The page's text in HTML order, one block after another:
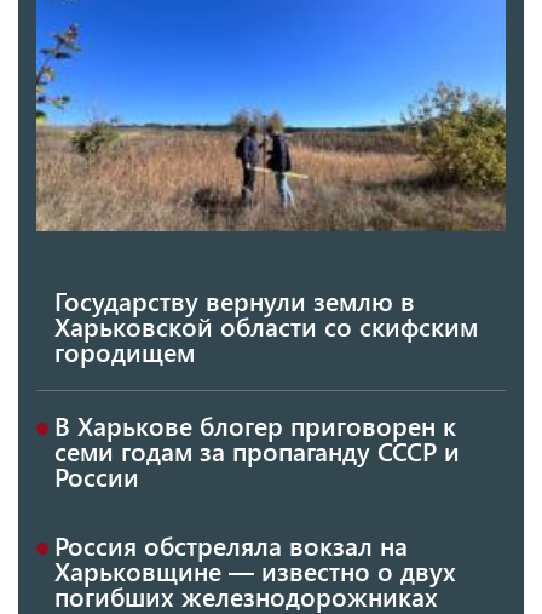
Государству вернули землю в
Харьковской области со скифским
городищем
В Харькове блогер приговорен к
семи годам за пропаганду СССР и
России
Россия обстреляла вокзал на
Харьковщине — известно о двух
погибших железнодорожниках